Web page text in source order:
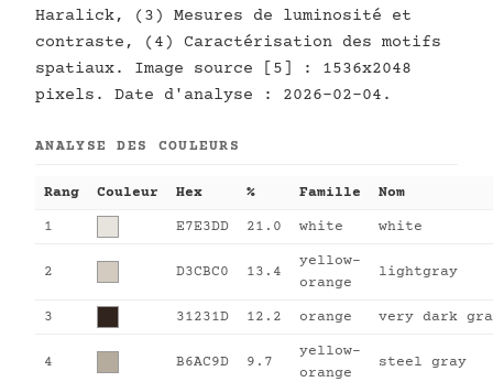
Haralick, (3) Mesures de luminosité et
contraste, (4) Caractérisation des motifs
spatiaux. Image source [5] : 1536x2048
pixels. Date d'analyse : 2026-02-04.
ANALYSE DES COULEURS
Rang Couleur Hex % Famille Nom
1 E7E3DD 21.0 white white
2 D3CBC0 13.4
yellow-
orange
lightgray
3 31231D 12.2 orange very dark
4 B6AC9D 9.7
yellow-
orange
steel gray